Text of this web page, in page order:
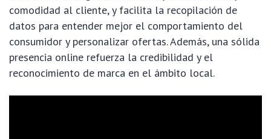
comodidad al cliente, y facilita la recopilación de
datos para entender mejor el comportamiento del
consumidor y personalizar ofertas. Además, una sólida
presencia online refuerza la credibilidad y el
reconocimiento de marca en el ámbito local.